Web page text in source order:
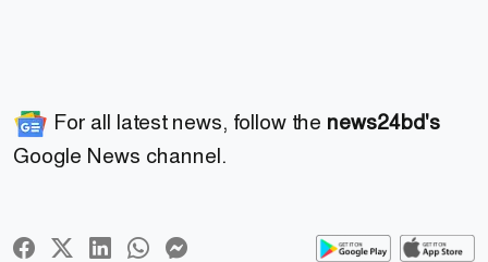
For all latest news, follow the news24bd's
Google News channel.